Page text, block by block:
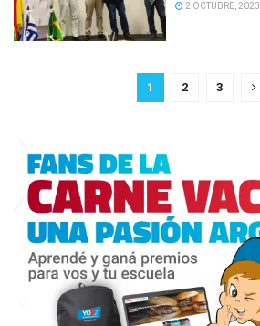
2 OCTUBRE, 2023
1 2 3